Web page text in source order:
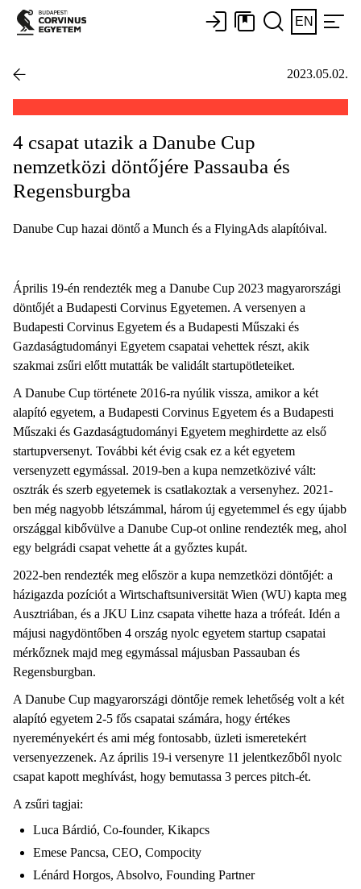
EN
2023.05.02.
4 csapat utazik a Danube Cup
nemzetközi döntőjére Passauba és
Regensburgba
Danube Cup hazai döntő a Munch és a FlyingAds alapítóival.
Április 19-én rendezték meg a Danube Cup 2023 magyarországi
döntőjét a Budapesti Corvinus Egyetemen. A versenyen a
Budapesti Corvinus Egyetem és a Budapesti Műszaki és
Gazdaságtudományi Egyetem csapatai vehettek részt, akik
szakmai zsűri előtt mutatták be validált startupötleteiket.
A Danube Cup története 2016-ra nyúlik vissza, amikor a két
alapító egyetem, a Budapesti Corvinus Egyetem és a Budapesti
Műszaki és Gazdaságtudományi Egyetem meghirdette az első
startupversenyt. További két évig csak ez a két egyetem
versenyzett egymással. 2019-ben a kupa nemzetközivé vált:
osztrák és szerb egyetemek is csatlakoztak a versenyhez. 2021-
ben még nagyobb létszámmal, három új egyetemmel és egy újabb
országgal kibővülve a Danube Cup-ot online rendezték meg, ahol
egy belgrádi csapat vehette át a győztes kupát.
2022-ben rendezték meg először a kupa nemzetközi döntőjét: a
házigazda pozíciót a Wirtschaftsuniversität Wien (WU) kapta meg
Ausztriában, és a JKU Linz csapata vihette haza a trófeát. Idén a
májusi nagydöntőben 4 ország nyolc egyetem startup csapatai
mérkőznek majd meg egymással májusban Passauban és
Regensburgban.
A Danube Cup magyarországi döntője remek lehetőség volt a két
alapító egyetem 2-5 fős csapatai számára, hogy értékes
nyereményekért és ami még fontosabb, üzleti ismeretekért
versenyezzenek. Az április 19-i versenyre 11 jelentkezőből nyolc
csapat kapott meghívást, hogy bemutassa 3 perces pitch-ét.
A zsűri tagjai:
Luca Bárdió, Co-founder, Kikapcs
Emese Pancsa, CEO, Compocity
Lénárd Horgos, Absolvo, Founding Partner